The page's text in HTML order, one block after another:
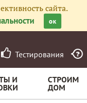
сайта.
ок
Тестирования
И
СТРОИМ
ДОМ